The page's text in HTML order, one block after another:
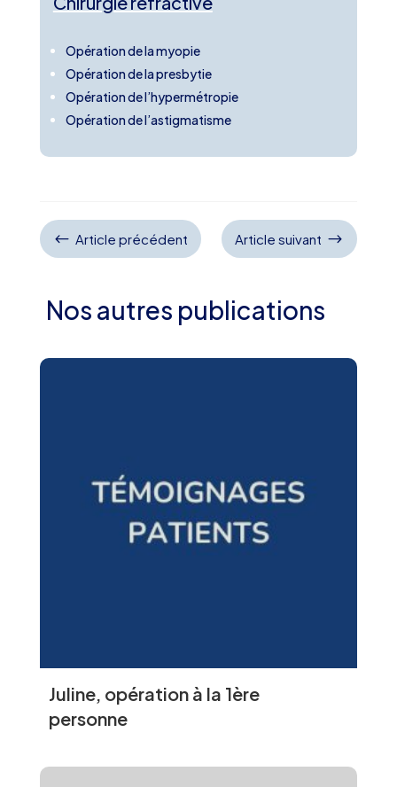
Opération de la myopie
Opération de la presbytie
Opération de l’hypermétropie
Opération de l’astigmatisme
# Article précédent Article suivant $
Nos autres publications
Juline, opération à la 1ère
personne